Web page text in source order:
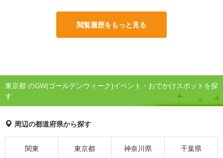
閲覧履歴をもっと見る
東京都 のGW(ゴールデンウィーク)イベント・おでかけスポットを探
す
周辺の都道府県から探す
関東 東京都 神奈川県 千葉県